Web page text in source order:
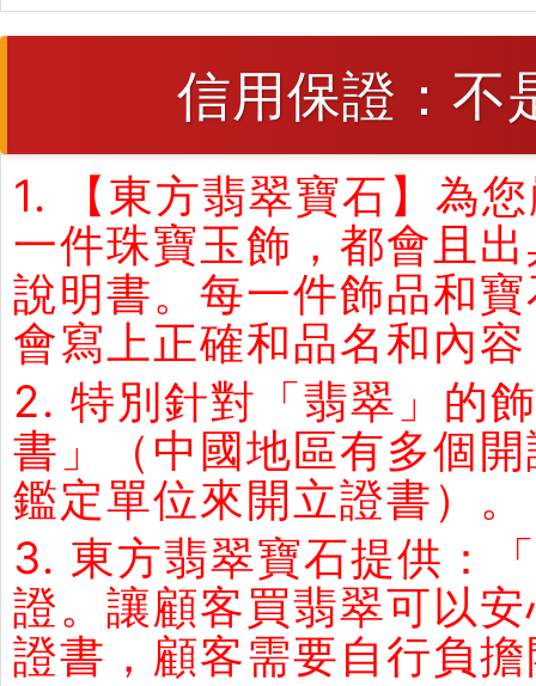
信用保證：不
1. 【東方翡翠寶石】為
一件珠寶玉飾，都會且
說明書。每一件飾品和
會寫上正確和品名和內
2. 特別針對「翡翠」的
書」（中國地區有多個
鑑定單位來開立證書）。
3. 東方翡翠寶石提供：
證。讓顧客買翡翠可以
證書，顧客需要自行負